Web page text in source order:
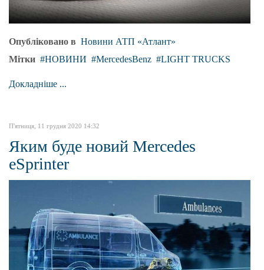
Опубліковано в Новини АТП «Атлант»
Мітки
НОВИНИ MercedesBenz LIGHT TRUCKS
Докладніше ...
П'ятниця, 11 грудня 2020 14:32
Яким буде новий Mercedes
eSprinter